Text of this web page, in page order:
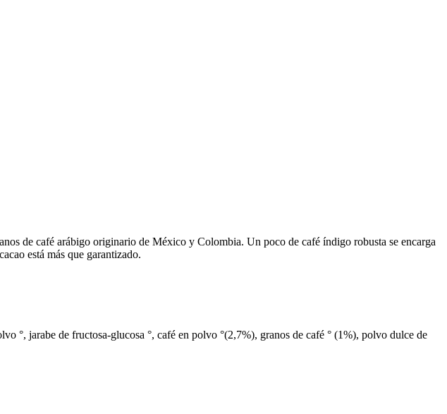
de café arábigo originario de México y Colombia. Un poco de café índigo robusta se encarga
está más que garantizado.
°, jarabe de fructosa-glucosa °, café en polvo °(2,7%), granos de café ° (1%), polvo dulce de